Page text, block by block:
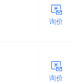
询价
询价